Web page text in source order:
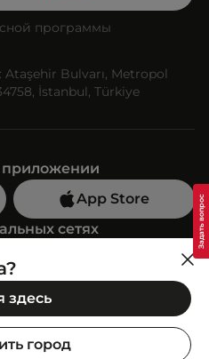
программы
Bulvarı, Metropol
İstanbul, Türkiye
приложении
App Store
сетях
нам
350-55-33
до 19:00
бот
здесь
город